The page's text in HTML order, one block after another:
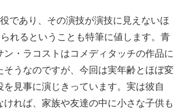
であり、その演技が演技に見えないほ
られるということも特筆に値します。青
ン・ラコストはコメディタッチの作品に
そうなのですが、今回は実年齢とほぼ変
を見事に演じきっています。実は彼自
ければ、家族や友達の中に小さな子供も